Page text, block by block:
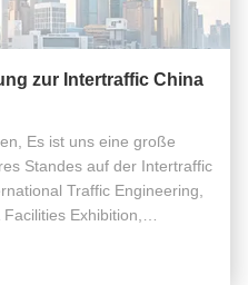
zur Intertraffic China
Es ist uns eine große
Standes auf der Intertraffic
Traffic Engineering,
Exhibition,